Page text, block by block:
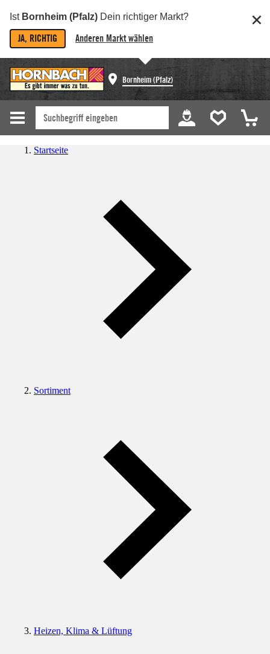
Ist Bornheim (Pfalz) Dein richtiger Markt?
JA, RICHTIG Anderen Markt wählen
Bornheim (Pfalz)
Startseite
Sortiment
Heizen, Klima & Lüftung